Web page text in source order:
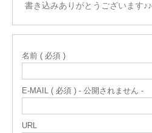
書き込みありがとうございます♪♪
名前 ( 必須 )
E-MAIL ( 必須 ) - 公開されません -
URL